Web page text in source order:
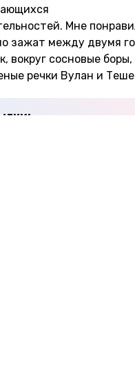
Мне
зажат между двумя
вокруг сосновые
речки Вулан и